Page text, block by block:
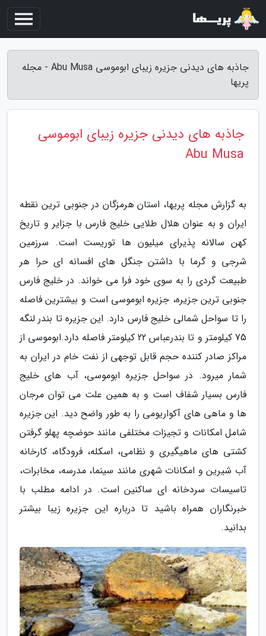
جاذبه های دیدنی جزیره زیبای ابوموسی Abu Musa - مجله
پریها
جاذبه های دیدنی جزیره زیبای ابوموسی
Abu Musa
به گزارش مجله پریها، استان هرمزگان در جنوبی ترین نقطه
ایران و به عنوان هلال طلایی خلیج فارس با جزایر و تاریخ
کهن سالانه پذیرای میلیون ها توریست است. سرزمین
شرجی و گرما با داشتن جنگل های افسانه ای حرا هر
طبیعت گردی را به سوی خود فرا می خواند. در خلیج فارس
جنوبی ترین جزیره، جزیره ابوموسی است و بیشترین فاصله
را تا سواحل شمالی خلیج فارس دارد. این جزیره تا بندر لنگه
75 کیلومتر و تا بندرعباس 22 کیلومتر فاصله دارد.ابوموسی از
مراکز صادر کننده حجم قابل توجهی از نفت خام در ایران به
شمار میرود. در سواحل جزیره ابوموسی، آب های خلیج
فارس بسیار شفاف است و به همین علت می توان مرجان
ها و ماهی های آکواریومی را به طور واضح دید. این جزیره
شامل امکانات و تجیزات مختلفی مانند حوضچه پهلو گرفتن
کشتی های ماهیگیری و نظامی، اسکله، فرودگاه، کارخانه
آب شیرین و امکانات شهری مانند سینما، مدرسه، مخابرات،
تاسیسات سردخانه ای ساکنین است. در ادامه مطلب با
خبرنگاران همراه باشید تا درباره این جزیره زیبا بیشتر
بدانید.